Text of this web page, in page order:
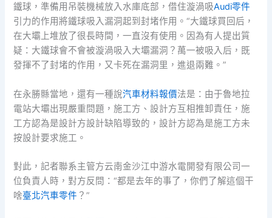
鐵球，準備用吊裝機械放入水庫底部，借住漩渦吸Audi零件
引力的作用將鐵球吸入漏洞起到封堵作用。“大鐵球買回后，
在大壩上堆放了很長時間，一直沒有使用。因為有人提出質
疑：大鐵球會不會被漩渦吸入大壩漏洞？萬一被吸入后，既
發揮不了封堵的作用，又卡死在漏洞里，進退兩難。”
在永勝縣當地，還有一種說汽車材料報價法是：由于魯地拉
電站大壩出現嚴重問題，施工方、設計方互相推卸責任，施
工方認為是設計方設計缺陷導致的，設計方認為是施工方未
按設計要求施工。
對此，記者聯系主管方云南金沙江中游水電開發有限公司一
位負責人時，對方反問：“都是去年的事了，你們了解這個干
啥臺北汽車零件 ？”